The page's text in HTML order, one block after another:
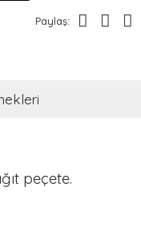
Paylaş:
peçete.